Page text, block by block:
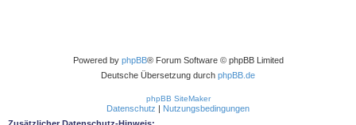
Powered by phpBB® Forum Software © phpBB Limited
Deutsche Übersetzung durch phpBB.de
phpBB SiteMaker
Datenschutz | Nutzungsbedingungen